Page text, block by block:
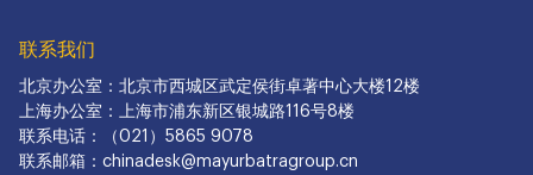
联系我们
北京办公室：北京市西城区武定侯街卓著中心大楼12楼
上海办公室：上海市浦东新区银城路116号8楼
联系电话：（021）5865 9078
联系邮箱：chinadesk@mayurbatragroup.cn